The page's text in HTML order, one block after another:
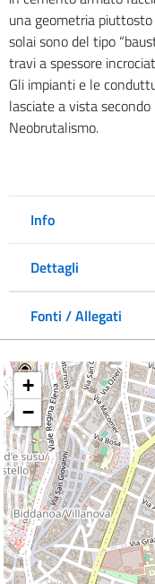
una geometria
solai sono del tipo
travi a spessore
Gli impianti e le
lasciate a vista
Neobrutalismo.
Info
Dettagli
Fonti / Allegati
+
−